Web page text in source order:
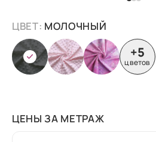
ЦВЕТ: МОЛОЧНЫЙ
+5
цветов
ЦЕНЫ ЗА МЕТРАЖ